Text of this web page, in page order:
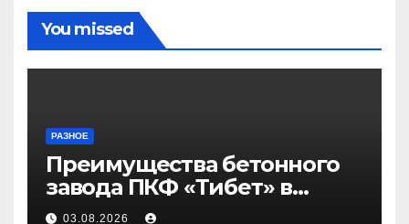
You missed
РАЗНОЕ
Преимущества бетонного
завода ПКФ «Тибет» в
Волгограде и Волжском
03.08.2026